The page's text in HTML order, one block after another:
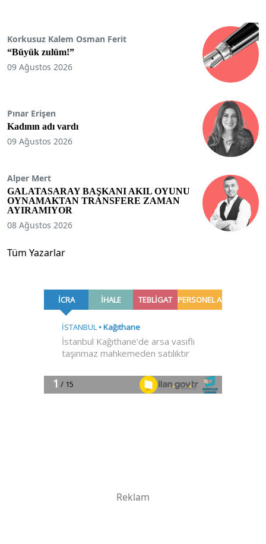
Korkusuz Kalem Osman Ferit
“Büyük zulüm!”
09 Ağustos 2026
Pınar Erişen
Kadının adı vardı
09 Ağustos 2026
Alper Mert
GALATASARAY BAŞKANI AKIL OYUNU
OYNAMAKTAN TRANSFERE ZAMAN
AYIRAMIYOR
08 Ağustos 2026
Tüm Yazarlar